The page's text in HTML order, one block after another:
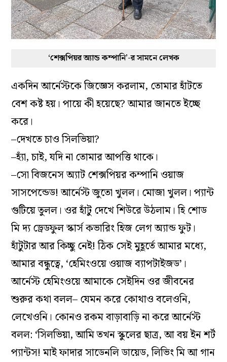
‘শেক্সপিয়র অ্যান্ড কম্পানি’-র সামনে লেখক
একদিন আর্নেস্টকে জিজ্ঞেস করলাম, তোমার হাঁটতে
বেশ কষ্ট হয়। পায়ে কী হয়েছে? আমার জানতে ইচ্ছে
করে।
–দেখতে চাও সিলভিয়া?
–হ‌্যাঁ, চাই, যদি না তোমার আপত্তি থাকে।
–সো বিজনেস অ‌্যাট শেক্সপিয়র কম্পানি ওয়াজ
সাসপেন্ডেড! আর্নেস্ট জুতো খুলল। মোজা খুলল। প‌্যান্ট
গুটিয়ে তুলল। ওর হাঁটু দেখে শিউরে উঠলাম। হি শোড
মি দ‌্য ড্রেডফুল স্কার্স কভারিং হিজ লেগ অ‌্যান্ড ফুট।
হাঁটুটার আর কিচ্ছু নেই! ঠিক সেই মুহূর্তে আমার মধ‌্যে,
আমার বন্ধুত্বে, ‘হেমিংওয়ে ওয়াজ ব‌্যাপটাইজড’।
আর্নেস্ট হেমিংওয়ে আমাকে সেইদিন ওর জীবনের
শুরুর কথা বলল– যেমন করে কোথাও বলেওনি,
লেখেওনি। কোনও রকম বাড়াবাড়ি না করে আর্নেস্ট
বলল: ‘সিলভিয়া, আমি তখন স্কুলের ছাত্র, আ বয় ইন শর্ট
প‌্যান্টস! মাই ফাদার সাডেনলি ডায়েড, লিভিং মি আ গান